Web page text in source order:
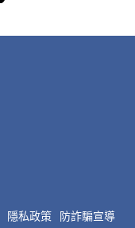
隱私政策 防詐騙宣導